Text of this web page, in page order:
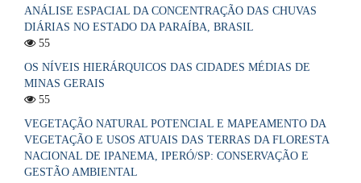
ANÁLISE ESPACIAL DA CONCENTRAÇÃO DAS CHUVAS
DIÁRIAS NO ESTADO DA PARAÍBA, BRASIL
55
OS NÍVEIS HIERÁRQUICOS DAS CIDADES MÉDIAS DE
MINAS GERAIS
55
VEGETAÇÃO NATURAL POTENCIAL E MAPEAMENTO DA
VEGETAÇÃO E USOS ATUAIS DAS TERRAS DA FLORESTA
NACIONAL DE IPANEMA, IPERÓ/SP: CONSERVAÇÃO E
GESTÃO AMBIENTAL